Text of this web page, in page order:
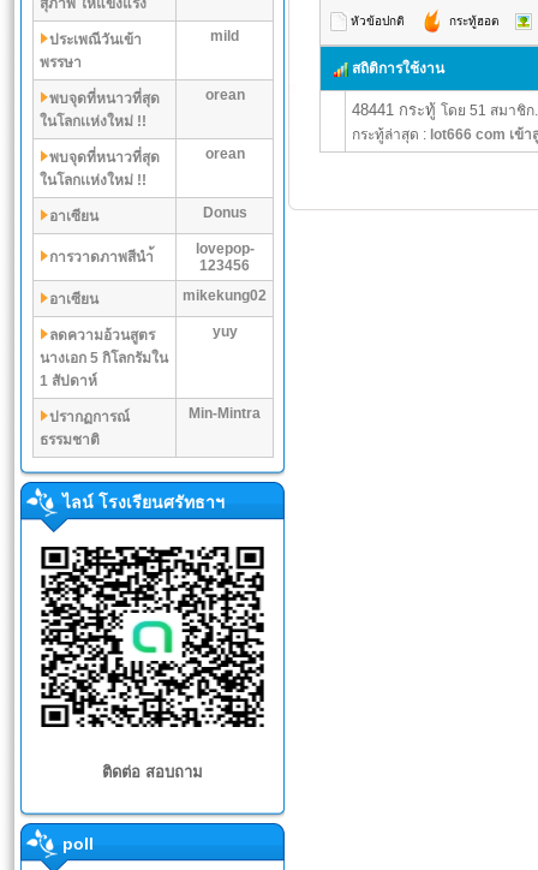
สุภาพ ให้แข็งแรง
ประเพณีวันเข้า
พรรษา
mild
พบจุดที่หนาวที่สุด
ในโลกเเห่งใหม่ !!
orean
พบจุดที่หนาวที่สุด
ในโลกเเห่งใหม่ !!
orean
อาเซียน Donus
การวาดภาพสีนำ้
lovepop-
123456
อาเซียน
mikekung02
ลดความอ้วนสูตร
นางเอก 5 กิโลกรัมใน
1 สัปดาห์
yuy
ปรากฏการณ์
ธรรมชาติ
Min-Mintra
ไลน์ โรงเรียนศรัทธาฯ
ติดต่อ สอบถาม
poll
หัวข้อปกติ กระทู้ฮอต
สถิติการใช้งาน
48441 กระทู้ โดย 51 สมาชิ
กระทู้ล่าสุด : lot666 com เข้